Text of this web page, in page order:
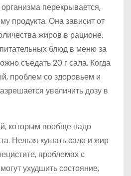
перекрывается,
продукта. Она зависит от
жиров в рационе.
блюд в меню за
съедать 20 г сала. Когда
проблем со здоровьем и
увеличить дозу в
которым вообще надо
Нельзя кушать сало и жир
проблемах с
ухудшить состояние,